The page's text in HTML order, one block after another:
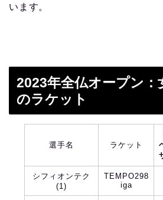
います。
2023年全仏オープン：
のラケット
選手名 ラケット
シフィオンテク
(1)
TEMPO298
iga